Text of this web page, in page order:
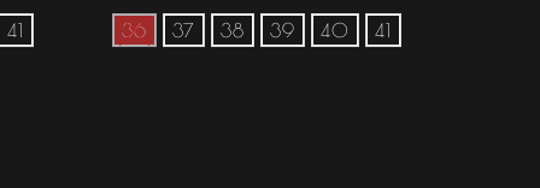
41 36 37 38 39 40 41